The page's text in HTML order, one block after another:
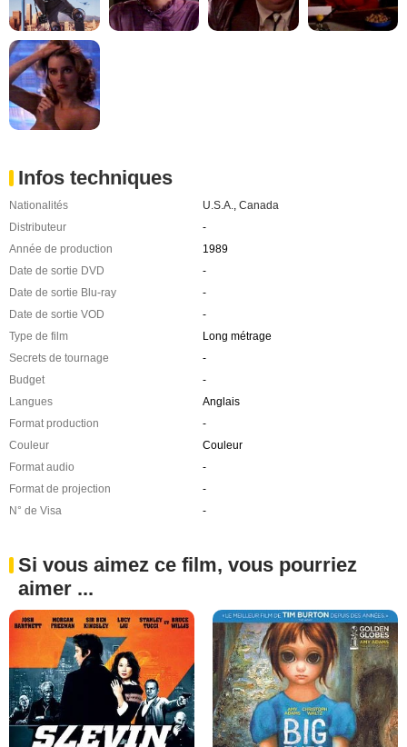
Infos techniques
Nationalités U.S.A., Canada
Distributeur
-
Année de production
1989
Date de sortie DVD
-
Date de sortie Blu-ray
-
Date de sortie VOD
-
Type de film
Long métrage
Secrets de tournage
-
Budget
-
Langues
Anglais
Format production
-
Couleur
Couleur
Format audio
-
Format de projection
-
N° de Visa
-
Si vous aimez ce film, vous pourriez
aimer ...